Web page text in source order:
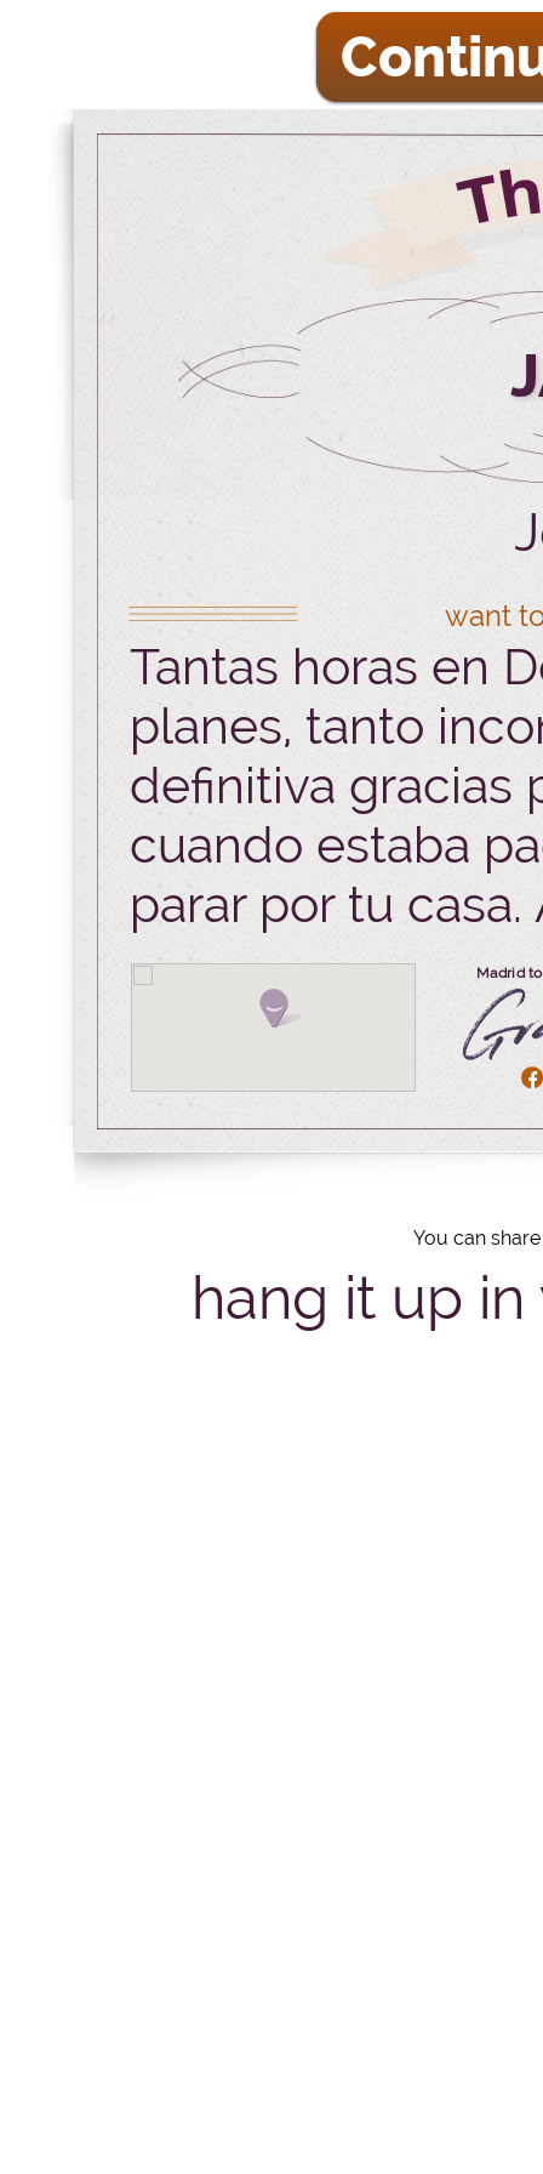
want
Tantas horas en
planes, tanto
definitiva gracias
cuando estaba
parar por tu
Madrid
You can
hang it up